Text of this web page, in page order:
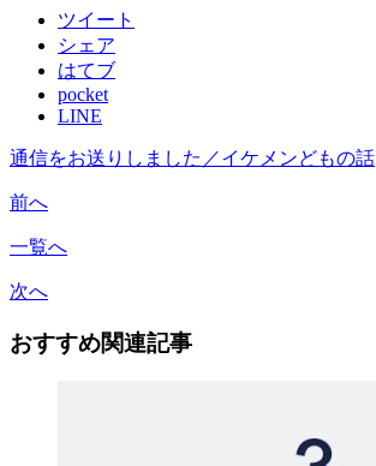
ツイート
シェア
はてブ
pocket
LINE
通信をお送りしました／イケメンどもの話
前へ
一覧へ
次へ
おすすめ関連記事